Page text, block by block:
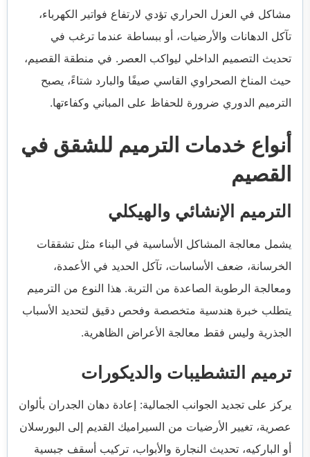
مشاكل في العزل الحراري تؤدي لارتفاع فواتير الكهرباء،
تآكل الدهانات والأرضيات، أو ببساطة عندما ترغب في
تحديث التصميم الداخلي ليواكب العصر. في منطقة القصيم،
حيث المناخ الصحراوي القاسي صيفًا والبارد شتاءً، يصبح
الترميم الدوري ضرورة للحفاظ على المباني وكفاءتها.
أنواع خدمات الترميم للشقق في
القصيم
الترميم الإنشائي والهيكلي
يشمل معالجة المشاكل الأساسية في البناء مثل تشققات
الخرسانة، ضعف الأساسات، تآكل الحديد في الأعمدة،
ومعالجة الرطوبة الصاعدة من التربة. هذا النوع من الترميم
يتطلب خبرة هندسية متخصصة وفحص دقيق لتحديد الأسباب
الجذرية وليس فقط معالجة الأعراض الظاهرية.
ترميم التشطيبات والديكورات
يركز على تجديد الجوانب الجمالية: إعادة دهان الجدران بألوان
عصرية، تغيير الأرضيات من السيراميك القديم إلى البورسلان
أو الباركيه، تحديث النجارة والأبواب، تركيب أسقف جبسية